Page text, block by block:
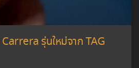
รุ่นใหม่จาก TAG